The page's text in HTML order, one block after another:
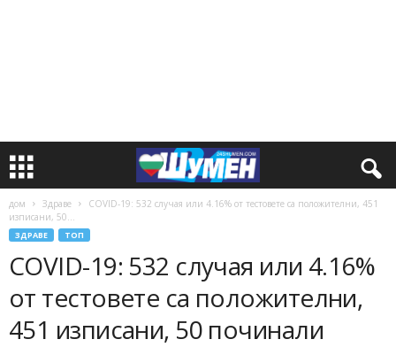
дом Здраве
COVID-19: 532 случая или 4.16% от тестовете са положителни, 451
изписани, 50...
ЗДРАВЕ ТОП
COVID-19: 532 случая или 4.16%
от тестовете са положителни,
451 изписани, 50 починали